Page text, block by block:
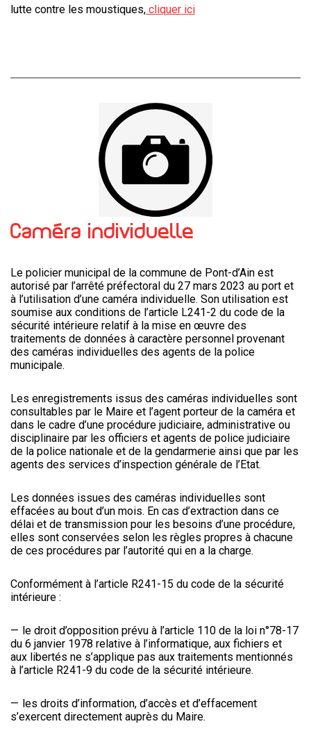
lutte contre les moustiques, cliquer ici
Caméra individuelle
Le policier municipal de la commune de Pont-d’Ain est
autorisé par l’arrêté préfectoral du 27 mars 2023 au port et
à l’utilisation d’une caméra individuelle. Son utilisation est
soumise aux conditions de l’article L241-2 du code de la
sécurité intérieure relatif à la mise en œuvre des
traitements de données à caractère personnel provenant
des caméras individuelles des agents de la police
municipale.
Les enregistrements issus des caméras individuelles sont
consultables par le Maire et l’agent porteur de la caméra et
dans le cadre d’une procédure judiciaire, administrative ou
disciplinaire par les officiers et agents de police judiciaire
de la police nationale et de la gendarmerie ainsi que par les
agents des services d’inspection générale de l’Etat.
Les données issues des caméras individuelles sont
effacées au bout d’un mois. En cas d’extraction dans ce
délai et de transmission pour les besoins d’une procédure,
elles sont conservées selon les règles propres à chacune
de ces procédures par l’autorité qui en a la charge.
Conformément à l’article R241-15 du code de la sécurité
intérieure :
le droit d’opposition prévu à l’article 110 de la loi n°78-17
du 6 janvier 1978 relative à l’informatique, aux fichiers et
aux libertés ne s’applique pas aux traitements mentionnés
à l’article R241-9 du code de la sécurité intérieure.
les droits d’information, d’accès et d’effacement
s’exercent directement auprès du Maire.